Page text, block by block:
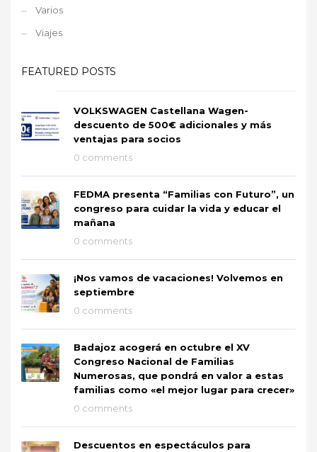
Varios
Viajes
FEATURED POSTS
VOLKSWAGEN Castellana Wagen-
descuento de 500€ adicionales y más
ventajas para socios
0 comments
FEDMA presenta “Familias con Futuro”, un
congreso para cuidar la vida y educar el
mañana
0 comments
¡Nos vamos de vacaciones! Volvemos en
septiembre
0 comments
Badajoz acogerá en octubre el XV
Congreso Nacional de Familias
Numerosas, que pondrá en valor a estas
familias como «el mejor lugar para crecer»
0 comments
Descuentos en espectáculos para